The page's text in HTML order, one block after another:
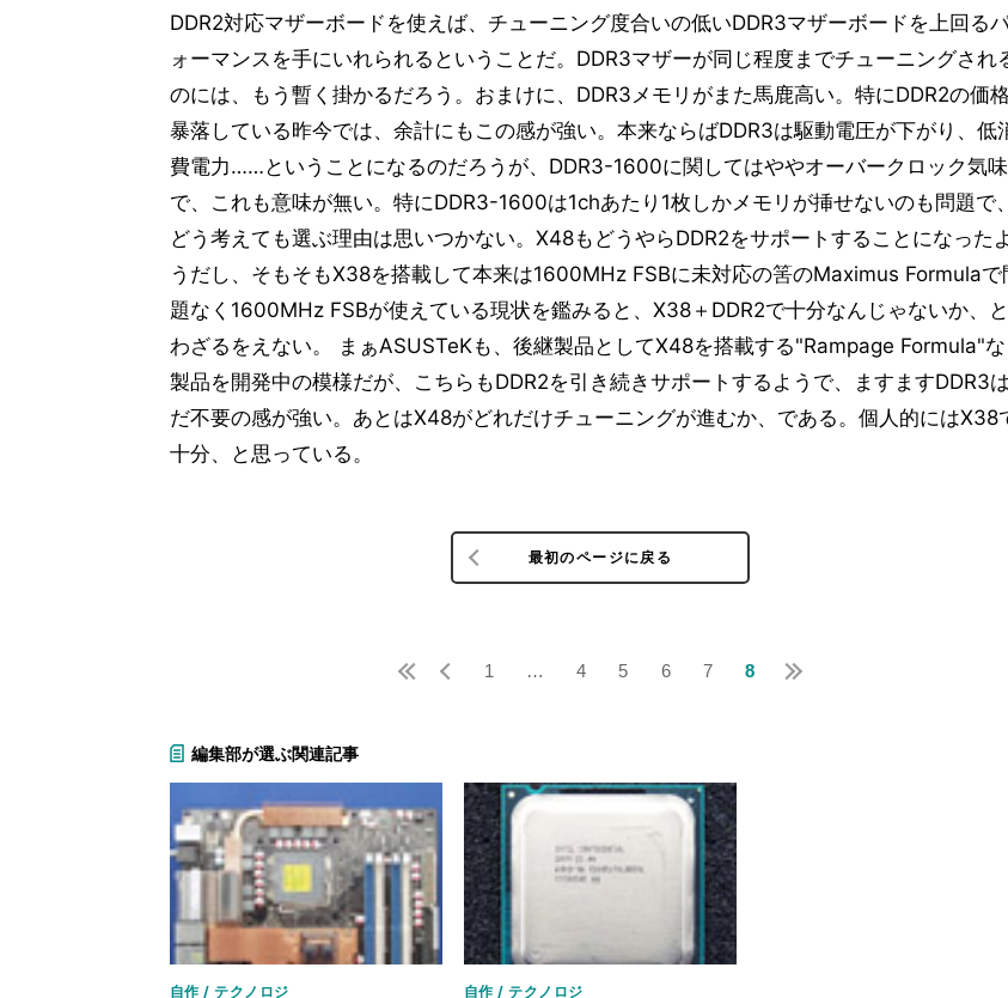
DDR2対応マザーボードを使えば、チューニング度合いの低いDDR3マザーボードを上回る
ォーマンスを手にいれられるということだ。DDR3マザーが同じ程度までチューニングされ
のには、もう暫く掛かるだろう。おまけに、DDR3メモリがまた馬鹿高い。特にDDR2の価
暴落している昨今では、余計にもこの感が強い。本来ならばDDR3は駆動電圧が下がり、低
費電力……ということになるのだろうが、DDR3-1600に関してはややオーバークロック気味
で、これも意味が無い。特にDDR3-1600は1chあたり1枚しかメモリが挿せないのも問題で、
どう考えても選ぶ理由は思いつかない。X48もどうやらDDR2をサポートすることになったよ
うだし、そもそもX38を搭載して本来は1600MHz FSBに未対応の筈のMaximus Formulaで
題なく1600MHz FSBが使えている現状を鑑みると、X38＋DDR2で十分なんじゃないか、
わざるをえない。 まぁASUSTeKも、後継製品としてX48を搭載する"Rampage Formula"な
製品を開発中の模様だが、こちらもDDR2を引き続きサポートするようで、ますますDDR3
だ不要の感が強い。あとはX48がどれだけチューニングが進むか、である。個人的にはX38
十分、と思っている。
最初のページに戻る
1 … 4 5 6 7 8
編集部が選ぶ関連記事
自作 / テクノロジ 自作 / テクノロジ